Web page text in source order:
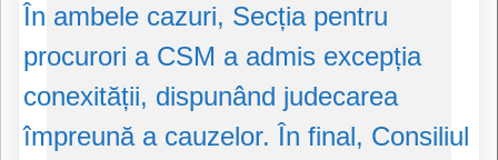
În ambele cazuri, Secția pentru
procurori a CSM a admis excepția
conexității, dispunând judecarea
împreună a cauzelor. În final, Consiliul